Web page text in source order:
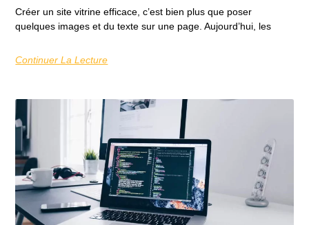
Créer un site vitrine efficace, c’est bien plus que poser
quelques images et du texte sur une page. Aujourd’hui, les
Continuer La Lecture